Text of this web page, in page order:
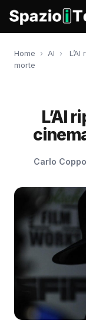
Home › AI ›
morte
L’AI
Carlo